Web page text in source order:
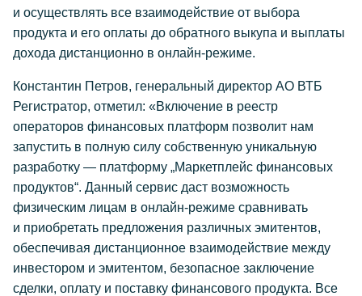
и осуществлять все взаимодействие от выбора
продукта и его оплаты до обратного выкупа и выплаты
дохода дистанционно в онлайн-режиме.
Константин Петров, генеральный директор АО ВТБ
Регистратор, отметил: «Включение в реестр
операторов финансовых платформ позволит нам
запустить в полную силу собственную уникальную
разработку — платформу „Маркетплейс финансовых
продуктов“. Данный сервис даст возможность
физическим лицам в онлайн-режиме сравнивать
и приобретать предложения различных эмитентов,
обеспечивая дистанционное взаимодействие между
инвестором и эмитентом, безопасное заключение
сделки, оплату и поставку финансового продукта. Все